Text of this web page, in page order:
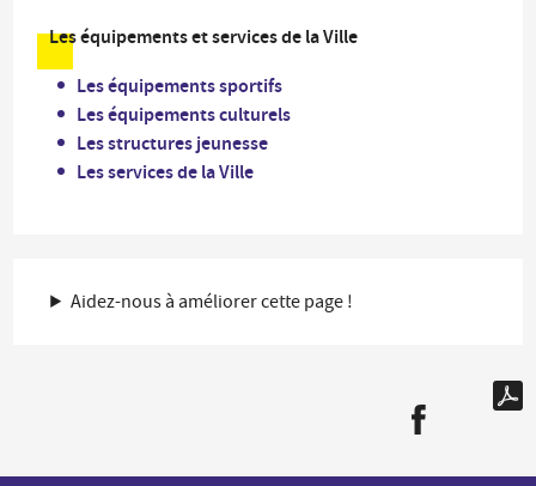
Les équipements et services de la Ville
Les équipements sportifs
Les équipements culturels
Les structures jeunesse
Les services de la Ville
Aidez-nous à améliorer cette page !